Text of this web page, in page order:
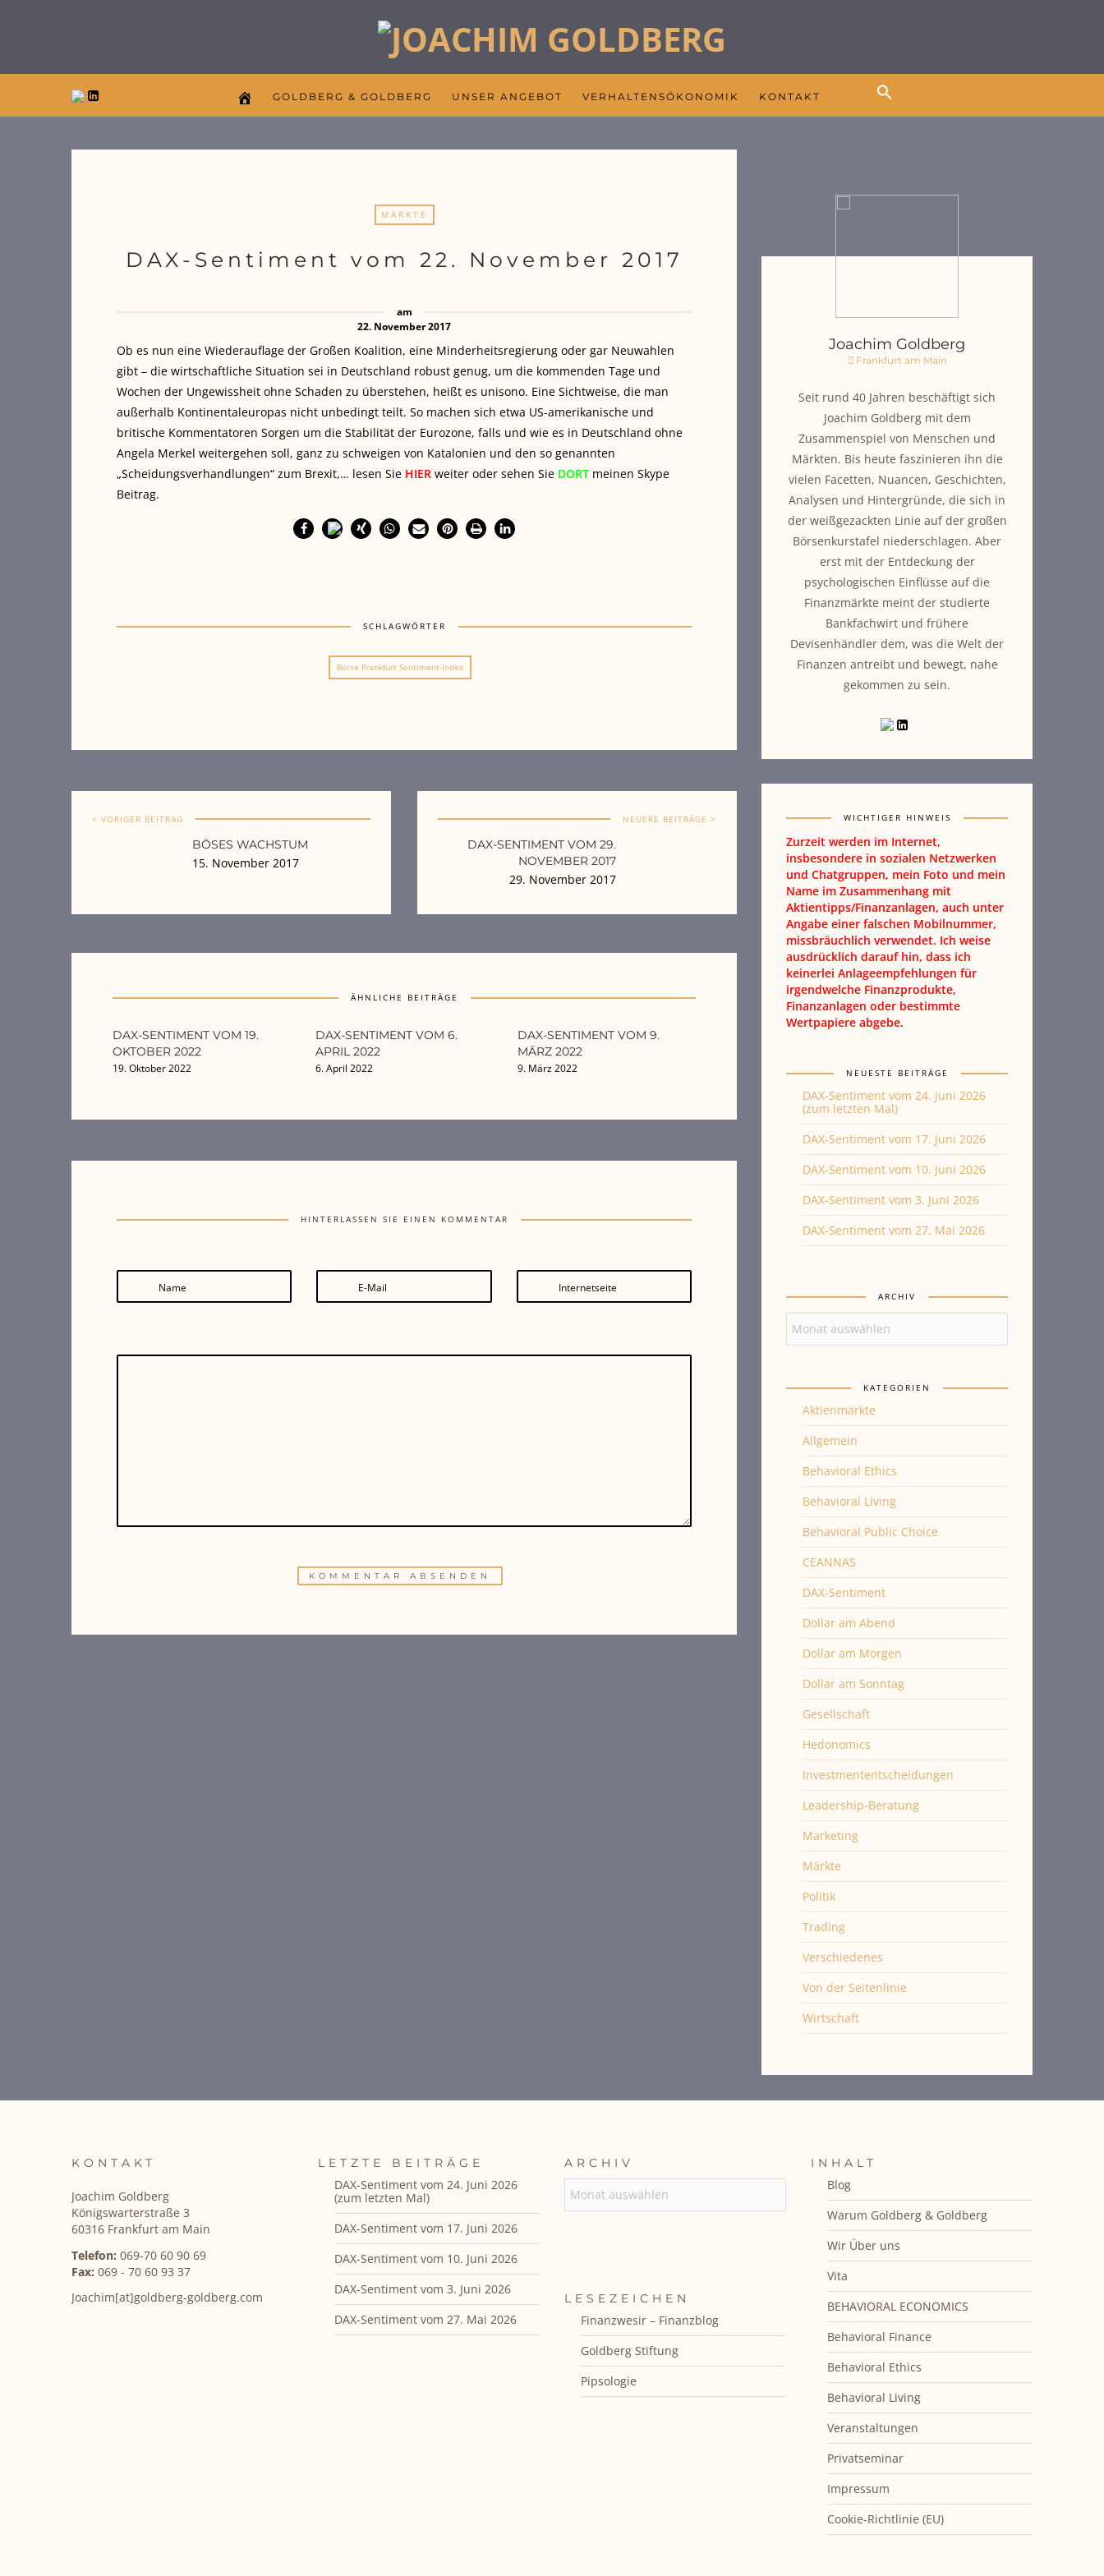
GOLDBERG & GOLDBERG UNSER ANGEBOT VERHALTENSÖKONOMIK KONTAKT
MÄRKTE
DAX-Sentiment vom 22. November 2017
am
22. November 2017
Ob es nun eine Wiederauflage der Großen Koalition, eine Minderheitsregierung oder gar Neuwahlen
gibt – die wirtschaftliche Situation sei in Deutschland robust genug, um die kommenden Tage und
Wochen der Ungewissheit ohne Schaden zu überstehen, heißt es unisono. Eine Sichtweise, die man
außerhalb Kontinentaleuropas nicht unbedingt teilt. So machen sich etwa US-amerikanische und
britische Kommentatoren Sorgen um die Stabilität der Eurozone, falls und wie es in Deutschland ohne
Angela Merkel weitergehen soll, ganz zu schweigen von Katalonien und den so genannten
„Scheidungsverhandlungen“ zum Brexit,… lesen Sie HIER weiter oder sehen Sie DORT meinen Skype
Beitrag.
SCHLAGWÖRTER
Börse Frankfurt Sentiment-Index
< VORIGER BEITRAG
BÖSES WACHSTUM
15. November 2017
NEUERE BEITRÄGE >
DAX-SENTIMENT VOM 29.
NOVEMBER 2017
29. November 2017
ÄHNLICHE BEITRÄGE
DAX-SENTIMENT VOM 19.
OKTOBER 2022
19. Oktober 2022
DAX-SENTIMENT VOM 6.
APRIL 2022
6. April 2022
DAX-SENTIMENT VOM 9.
MÄRZ 2022
9. März 2022
HINTERLASSEN SIE EINEN KOMMENTAR
Name E-Mail Internetseite
Joachim Goldberg
Frankfurt am Main
Seit rund 40 Jahren beschäftigt sich
Joachim Goldberg mit dem
Zusammenspiel von Menschen und
Märkten. Bis heute faszinieren ihn die
vielen Facetten, Nuancen, Geschichten,
Analysen und Hintergründe, die sich in
der weißgezackten Linie auf der großen
Börsenkurstafel niederschlagen. Aber
erst mit der Entdeckung der
psychologischen Einflüsse auf die
Finanzmärkte meint der studierte
Bankfachwirt und frühere
Devisenhändler dem, was die Welt der
Finanzen antreibt und bewegt, nahe
gekommen zu sein.
WICHTIGER HINWEIS
Zurzeit werden im Internet,
insbesondere in sozialen Netzwerken
und Chatgruppen, mein Foto und mein
Name im Zusammenhang mit
Aktientipps/Finanzanlagen, auch unter
Angabe einer falschen Mobilnummer,
missbräuchlich verwendet. Ich weise
ausdrücklich darauf hin, dass ich
keinerlei Anlageempfehlungen für
irgendwelche Finanzprodukte,
Finanzanlagen oder bestimmte
Wertpapiere abgebe.
NEUESTE BEITRÄGE
DAX-Sentiment vom 24. Juni 2026
(zum letzten Mal)
DAX-Sentiment vom 17. Juni 2026
DAX-Sentiment vom 10. Juni 2026
DAX-Sentiment vom 3. Juni 2026
DAX-Sentiment vom 27. Mai 2026
ARCHIV
KATEGORIEN
Aktienmärkte
Allgemein
Behavioral Ethics
Behavioral Living
Behavioral Public Choice
CEANNAS
DAX-Sentiment
Dollar am Abend
Dollar am Morgen
Dollar am Sonntag
Gesellschaft
Hedonomics
Investmententscheidungen
Leadership-Beratung
Marketing
Märkte
Politik
Trading
Verschiedenes
Von der Seitenlinie
Wirtschaft
KONTAKT
Joachim Goldberg
Königswarterstraße 3
60316 Frankfurt am Main
Telefon: 069-70 60 90 69
Fax: 069 - 70 60 93 37
Joachim[at]goldberg-goldberg.com
LETZTE BEITRÄGE
DAX-Sentiment vom 24. Juni 2026
(zum letzten Mal)
DAX-Sentiment vom 17. Juni 2026
DAX-Sentiment vom 10. Juni 2026
DAX-Sentiment vom 3. Juni 2026
DAX-Sentiment vom 27. Mai 2026
ARCHIV
LESEZEICHEN
Finanzwesir – Finanzblog
Goldberg Stiftung
Pipsologie
INHALT
Blog
Warum Goldberg & Goldberg
Wir Über uns
Vita
BEHAVIORAL ECONOMICS
Behavioral Finance
Behavioral Ethics
Behavioral Living
Veranstaltungen
Privatseminar
Impressum
Cookie-Richtlinie (EU)